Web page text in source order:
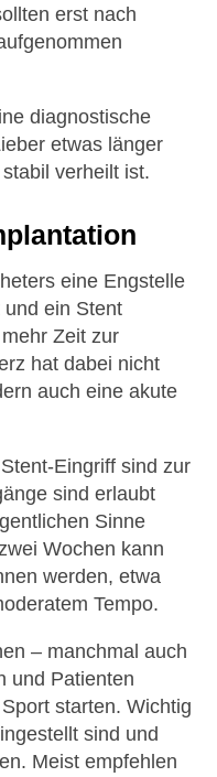
erst nach
diagnostische
etwas länger
verheilt ist.
eine Engstelle
ein Stent
Zeit zur
hat dabei nicht
auch eine akute
Eingriff sind zur
sind erlaubt
Sinne
Wochen kann
werden, etwa
Tempo.
– manchmal auch
und Patienten
starten. Wichtig
sind und
Meist empfehlen